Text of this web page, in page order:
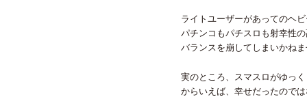
ライトユーザーがあってのヘ
パチンコもパチスロも射幸性
バランスを崩してしまいかね
実のところ、スマスロがゆっ
からいえば、幸せだったので